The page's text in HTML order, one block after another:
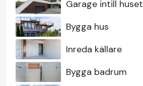
Garage intill huset
Bygga hus
Inreda källare
Bygga badrum